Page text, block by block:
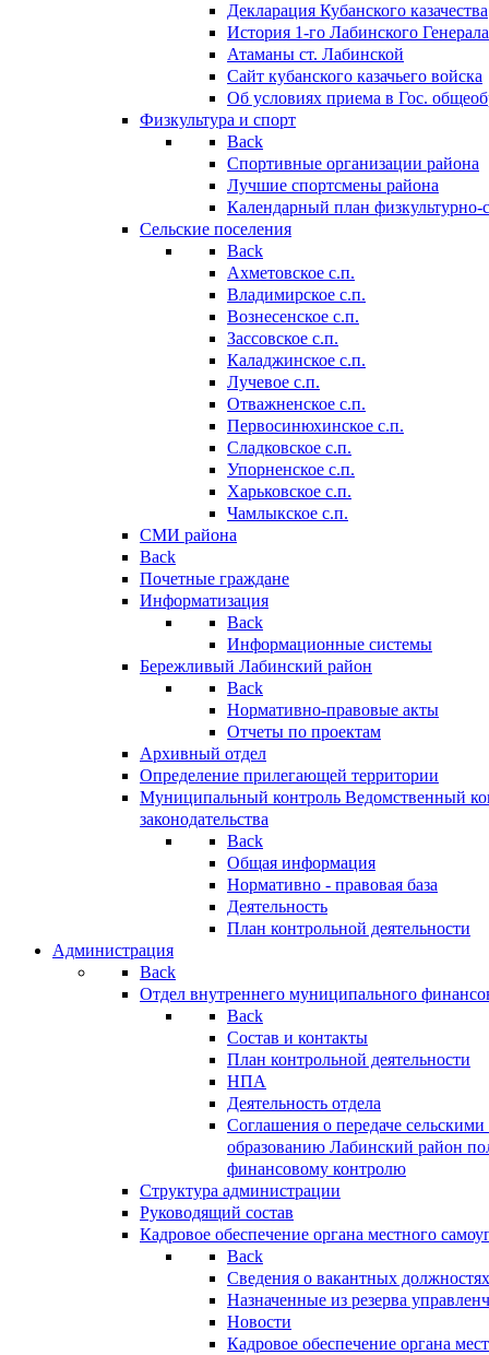
Декларация Кубанского казачества
История 1-го Лабинского
Атаманы ст. Лабинской
Cайт кубанского казачьего войска
Об условиях приема в Гос.
Физкультура и спорт
Back
Спортивные организации района
Лучшие спортсмены района
Календарный план
Сельские поселения
Back
Ахметовское с.п.
Владимирское с.п.
Вознесенское с.п.
Зассовское с.п.
Каладжинское с.п.
Лучевое с.п.
Отважненское с.п.
Первосинюхинское с.п.
Сладковское с.п.
Упорненское с.п.
Харьковское с.п.
Чамлыкское с.п.
СМИ района
Back
Почетные граждане
Информатизация
Back
Информационные системы
Бережливый Лабинский район
Back
Нормативно-правовые акты
Отчеты по проектам
Архивный отдел
Определение прилегающей территории
Муниципальный контроль Ведомственный
законодательства
Back
Общая информация
Нормативно - правовая база
Деятельность
План контрольной деятельности
Администрация
Back
Отдел внутреннего муниципального
Back
Состав и контакты
План контрольной деятельности
НПА
Деятельность отдела
Соглашения о передаче
образованию Лабинский район
финансовому контролю
Структура администрации
Руководящий состав
Кадровое обеспечение органа местного
Back
Сведения о вакантных
Назначенные из резерва
Новости
Кадровое обеспечение органа